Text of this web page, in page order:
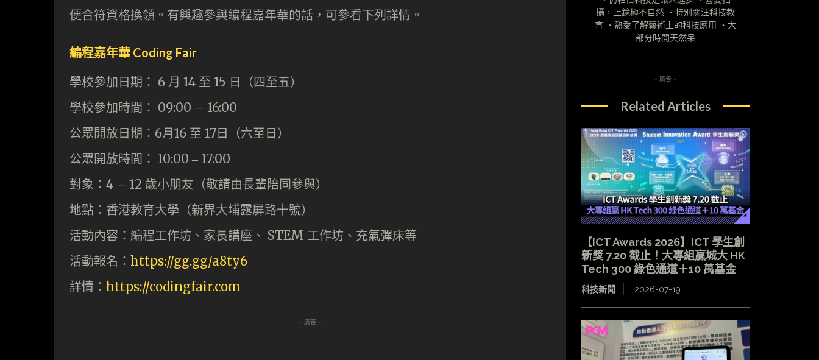
便合符資格換領。有興趣參與編程嘉年華的話，可參看下列詳情。
編程嘉年華 Coding Fair
學校參加日期： 6 月 14 至 15 日（四至五）
學校參加時間： 09:00 – 16:00
公眾開放日期：6月16 至 17日（六至日）
公眾開放時間： 10:00 ‒ 17:00
對象：4 – 12 歲小朋友（敬請由長輩陪同參與）
地點：香港教育大學（新界大埔露屏路十號）
活動內容：編程工作坊、家長講座、 STEM 工作坊、充氣彈床等
活動報名： https://gg.gg/a8ty6
詳情： https://codingfair.com
- 廣告 -
攝，上鏡極不自然 ・特別關注科技教
育 ・熱愛了解藝術上的科技應用 ・大
部分時間天然呆
- 廣告 -
Related Articles
【ICT Awards 2026】ICT 學生創
新獎 7.20 截止！大專組贏城大 HK
Tech 300 綠色通道＋10 萬基金
科技新聞 2026-07-19